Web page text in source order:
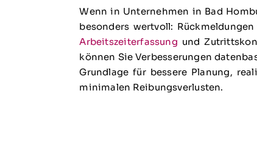
Wenn in Unternehmen in Bad
besonders wertvoll:
Arbeitszeiterfassung und
können Sie Verbesserungen
Grundlage für bessere Planung,
minimalen Reibungsverlusten.